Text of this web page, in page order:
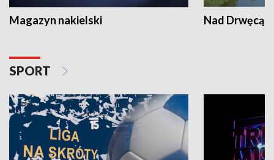
Magazyn nakielski Nad Drwęcą
SPORT